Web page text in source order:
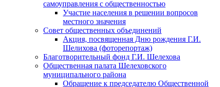
самоуправления с общественностью
Участие населения в решении вопросов
местного значения
Совет общественных объединений
Акция, посвященная Дню рождения Г.И.
Шелихова (фоторепортаж)
Благотворительный фонд Г.И. Шелехова
Общественная палата Шелеховского
муниципального района
Обращение к председателю Общественной